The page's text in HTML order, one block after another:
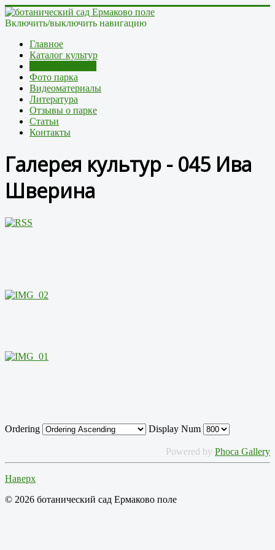
Включить/выключить навигацию
Главное
Каталог культур
Фото парка
Видеоматериалы
Литература
Отзывы о парке
Статьи
Контакты
Галерея культур - 045 Ива
Шверина
Ordering Display Num
Powered by Phoca Gallery
Наверх
© 2026 ботанический сад Ермаково поле